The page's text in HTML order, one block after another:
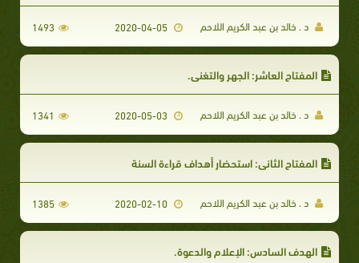
د . خالد بن عبد الكريم اللاحم 2020-04-05
1493
المفتاح العاشر: الجهر والتغني.
د . خالد بن عبد الكريم اللاحم 2020-05-03
1341
المفتاح الثاني: استحضار أهداف قراءة السنة
د . خالد بن عبد الكريم اللاحم 2020-02-10
1385
الهدف السادس: الإعلام والدعوة.